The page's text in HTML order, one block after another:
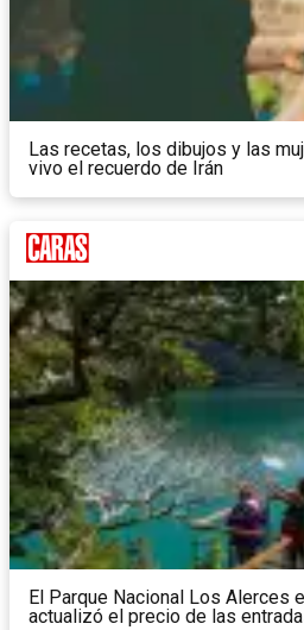
Las recetas, los dibujos y las
vivo el recuerdo de Irán
El Parque Nacional Los Alerces
actualizó el precio de las